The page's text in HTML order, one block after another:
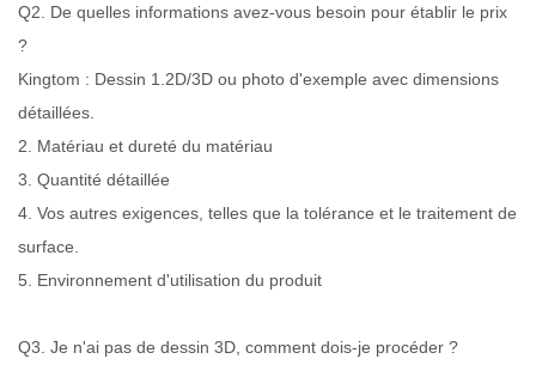
Q2. De quelles informations avez-vous besoin pour établir le prix
?
Kingtom : Dessin 1.2D/3D ou photo d'exemple avec dimensions
détaillées.
2. Matériau et dureté du matériau
3. Quantité détaillée
4. Vos autres exigences, telles que la tolérance et le traitement de
surface.
5. Environnement d'utilisation du produit
Q3. Je n'ai pas de dessin 3D, comment dois-je procéder ?